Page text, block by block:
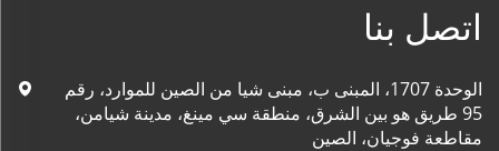
اتصل بنا
الوحدة 1707، المبنى ب، مبنى شيا من الصين للموارد، رقم
95 طريق هو بين الشرق، منطقة سي مينغ، مدينة شيامن،
مقاطعة فوجيان، الصين